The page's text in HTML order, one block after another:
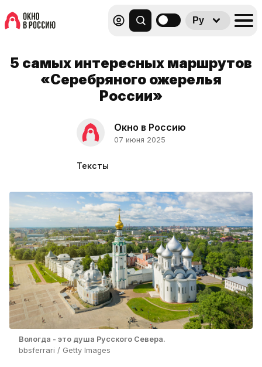
Ру
5 самых интересных маршрутов
«Серебряного ожерелья
России»
Окно в Россию
07 июня 2025
Тексты
Вологда - это душа Русского Севера.
bbsferrari / Getty Images